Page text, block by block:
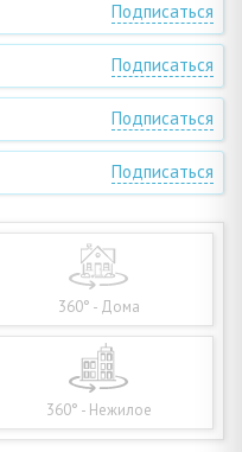
Подписаться
Подписаться
Подписаться
Подписаться
360° - Дома
360° - Нежилое